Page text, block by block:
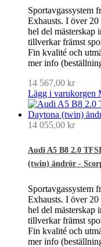
Sportavgassystem
Exhausts. I över
hel del mästerskap
tillverkar främst
Fin kvalité och
mer info
14 567,00 kr
Lägg i varukorgen
14 055,00 kr
Audi A5 B8 2.0
(twin) ändrör -
Sportavgassystem
Exhausts. I över
hel del mästerskap
tillverkar främst
Fin kvalité och
mer info